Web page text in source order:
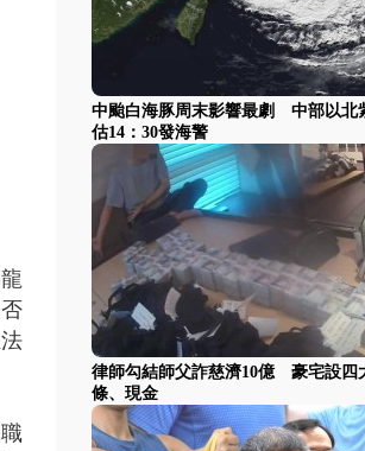
中颱白海豚周末影響最劇 中部以北
估14：30發海警
律師勾結師父詐慈濟10億 豪宅設四
條、現金